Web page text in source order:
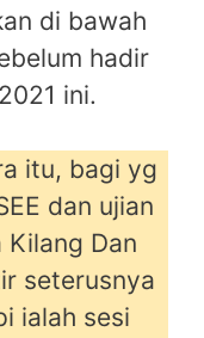
di bawah
hadir
ini.
itu, bagi yg
dan ujian
Kilang Dan
seterusnya
ialah sesi